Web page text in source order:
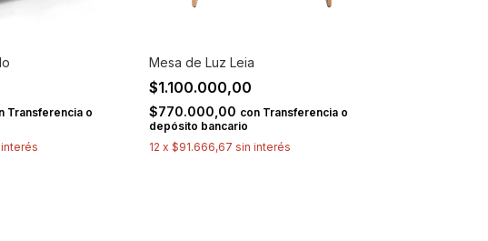
Transferencia o
Mesa de Luz Leia
$1.100.000,00
$770.000,00 con Transferencia o
depósito bancario
12 x $91.666,67 sin interés